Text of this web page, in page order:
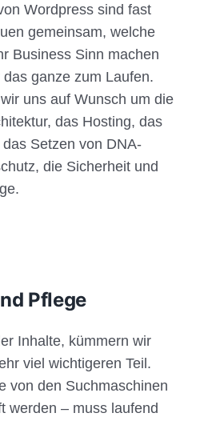
Wordpress sind fast
gemeinsam, welche
Business Sinn machen
ganze zum Laufen.
uns auf Wunsch um die
das Hosting, das
Setzen von DNA-
die Sicherheit und
Pflege
Inhalte, kümmern wir
viel wichtigeren Teil.
von den Suchmaschinen
werden – muss laufend